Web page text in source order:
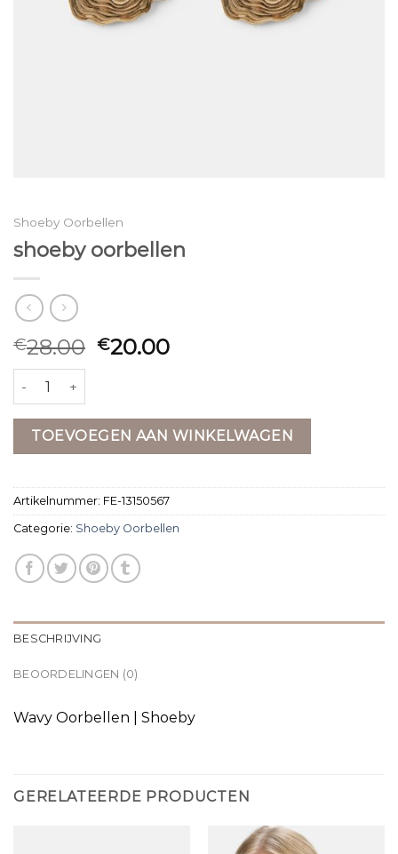
Shoeby Oorbellen
shoeby oorbellen
€28.00 €20.00
shoeby oorbellen aantal
TOEVOEGEN AAN WINKELWAGEN
Artikelnummer: FE-13150567
Categorie: Shoeby Oorbellen
BESCHRIJVING
BEOORDELINGEN (0)
Wavy Oorbellen | Shoeby
GERELATEERDE PRODUCTEN